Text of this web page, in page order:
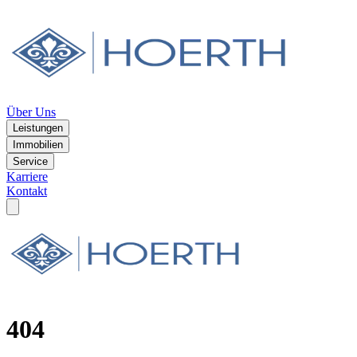
Über Uns
Leistungen
Immobilien
Service
Karriere
Kontakt
404